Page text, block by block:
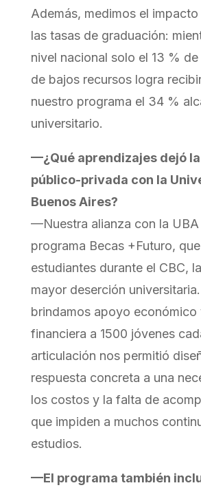
Además, medimos el
las tasas de graduación:
nivel nacional solo el 13 %
de bajos recursos logra
nuestro programa el 34 %
universitario.
—¿Qué aprendizajes dejó
público-privada con la
Buenos Aires?
—Nuestra alianza con la
programa Becas +Futuro,
estudiantes durante el CBC,
mayor deserción
brindamos apoyo económico
financiera a 1500 jóvenes
articulación nos permitió
respuesta concreta a una
los costos y la falta de
que impiden a muchos
estudios.
—El programa también